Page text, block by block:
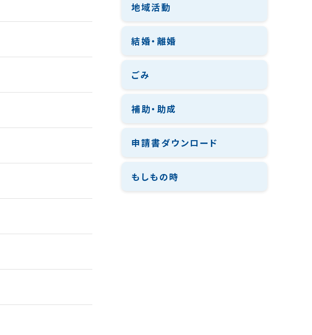
地域活動
結婚・離婚
ごみ
補助・助成
申請書ダウンロード
もしもの時